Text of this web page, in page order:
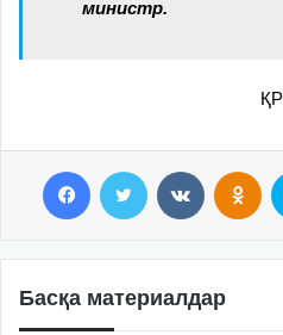
министр.
ҚР
Басқа материалдар